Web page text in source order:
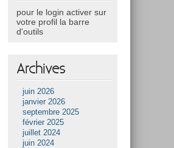
pour le login activer sur
votre profil la barre
d'outils
Archives
juin 2026
janvier 2026
septembre 2025
février 2025
juillet 2024
juin 2024